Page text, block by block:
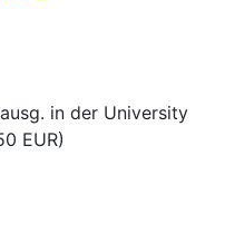
in der University
EUR)